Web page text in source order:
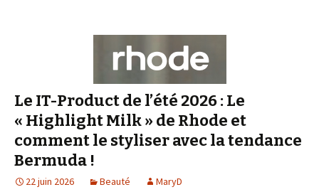
Le IT-Product de l’été 2026 : Le
« Highlight Milk » de Rhode et
comment le styliser avec la tendance
Bermuda !
22 juin 2026 Beauté MaryD